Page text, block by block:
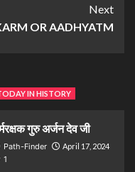
Next
OR AADHYATM
IN HISTORY
गुरु अर्जन देव जी
Path-Finder April 17, 2024
1